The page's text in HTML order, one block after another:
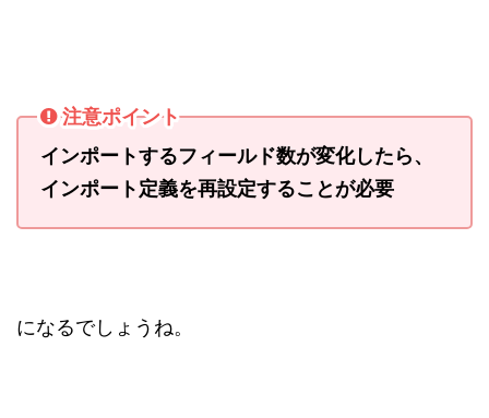
注意ポイント
インポートするフィールド数が変化したら、
インポート定義を再設定することが必要
になるでしょうね。